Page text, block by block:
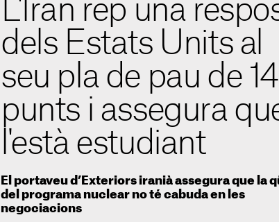
L'Iran rep una
dels Estats Units al
seu pla de pau de 14
punts i assegura
l'està estudiant
El portaveu d’Exteriors iranià assegura que la
del programa nuclear no té cabuda en les
negociacions